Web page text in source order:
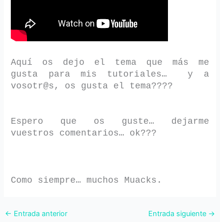
Aquí os dejo el tema que más me
gusta para mis tutoriales… y a
vosotr@s, os gusta el tema????
Espero que os guste… dejarme
vuestros comentarios… ok???
Como siempre… muchos Muacks.
← Entrada anterior Entrada siguiente →